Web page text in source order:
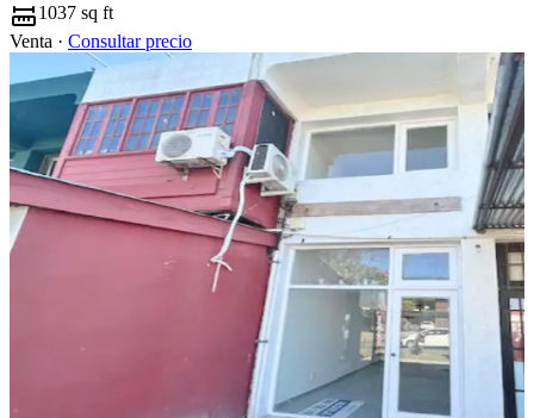
1037 sq ft
Venta · Consultar precio